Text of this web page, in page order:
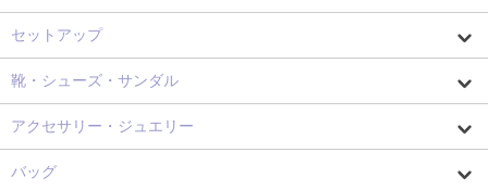
セットアップ
靴・シューズ・サンダル
アクセサリー・ジュエリー
バッグ